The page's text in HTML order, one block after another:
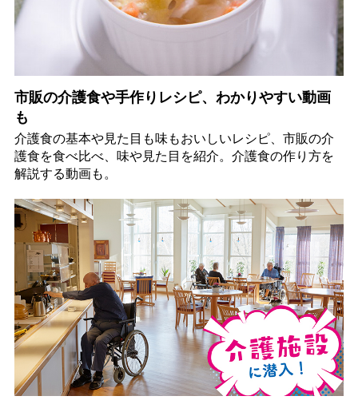
市販の介護食や手作りレシピ、わかりやすい動画
も
介護食の基本や見た目も味もおいしいレシピ、市販の介
護食を食べ比べ、味や見た目を紹介。介護食の作り方を
解説する動画も。